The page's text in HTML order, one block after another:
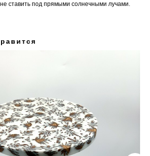
ставить под прямыми солнечными лучами.